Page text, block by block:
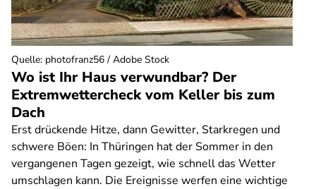
Wo ist Ihr Haus verwundbar? Der
Extremwettercheck vom Keller bis zum
Dach
Erst drückende Hitze, dann Gewitter, Starkregen und
schwere Böen: In Thüringen hat der Sommer in den
vergangenen Tagen gezeigt, wie schnell das Wetter
umschlagen kann. Die Ereignisse werfen eine wichtige
Quelle: photofranz56 / Adobe Stock